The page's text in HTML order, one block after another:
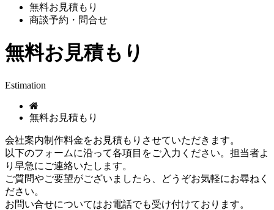
無料お見積もり
商談予約・問合せ
無料お見積もり
Estimation
無料お見積もり
会社案内制作料金をお見積もりさせていただきます。
以下のフォームに沿って各項目をご入力ください。担当者よ
り早急にご連絡いたします。
ご質問やご要望がございましたら、どうぞお気軽にお尋ねく
ださい。
お問い合せについてはお電話でも受け付けております。